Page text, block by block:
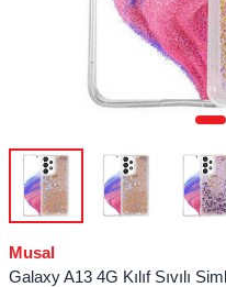
Musal
Galaxy A13 4G Kılıf Sıvılı